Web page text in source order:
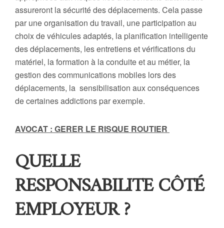
assureront la sécurité des déplacements. Cela passe
par une organisation du travail, une participation au
choix de véhicules adaptés, la planification intelligente
des déplacements, les entretiens et vérifications du
matériel, la formation à la conduite et au métier, la
gestion des communications mobiles lors des
déplacements, la sensibilisation aux conséquences
de certaines addictions par exemple.
AVOCAT : GERER LE RISQUE ROUTIER
QUELLE
RESPONSABILITE CÔTÉ
EMPLOYEUR ?